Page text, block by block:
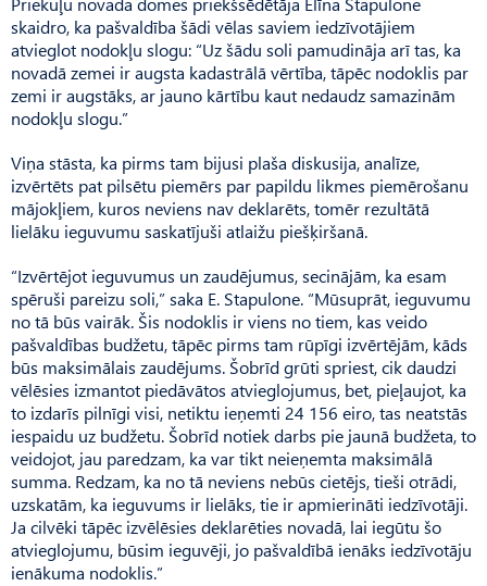
skaidro, ka pašvaldība šādi vēlas saviem iedzīvotājiem
atvieglot nodokļu slogu: “Uz šādu soli pamudināja arī tas, ka
novadā zemei ir augsta kadastrālā vērtība, tāpēc nodoklis par
zemi ir augstāks, ar jauno kārtību kaut nedaudz samazinām
nodokļu slogu.”
Viņa stāsta, ka pirms tam bijusi plaša diskusija, analīze,
izvērtēts pat pilsētu piemērs par papildu likmes piemērošanu
mājokļiem, kuros neviens nav deklarēts, tomēr rezultātā
lielāku ieguvumu saskatījuši atlaižu piešķiršanā.
“Izvērtējot ieguvumus un zaudējumus, secinājām, ka esam
spēruši pareizu soli,” saka E. Stapu­lone. “Mūsuprāt, ieguvumu
no tā būs vairāk. Šis nodoklis ir viens no tiem, kas veido
pašvaldības budžetu, tāpēc pirms tam rūpīgi izvērtējām, kāds
būs maksimālais zaudējums. Šobrīd grūti spriest, cik daudzi
vēlēsies izmantot piedāvātos atvieglojumus, bet, pieļaujot, ka
to izdarīs pilnīgi visi, netiktu ieņemti 24 156 eiro, tas neatstās
iespaidu uz budžetu. Šobrīd notiek darbs pie jaunā budžeta, to
veidojot, jau paredzam, ka var tikt neieņemta maksimālā
summa. Redzam, ka no tā neviens nebūs cietējs, tieši otrādi,
uzskatām, ka ieguvums ir lielāks, tie ir apmierināti iedzīvotāji.
Ja cilvēki tāpēc izvēlēsies deklarēties novadā, lai iegūtu šo
atvieglojumu, būsim ieguvēji, jo pašvaldībā ienāks iedzīvotāju
ienākuma nodoklis.”